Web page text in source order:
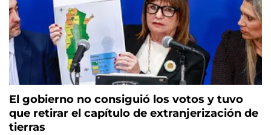
El gobierno no consiguió los votos y tuvo
que retirar el capítulo de extranjerización de
tierras